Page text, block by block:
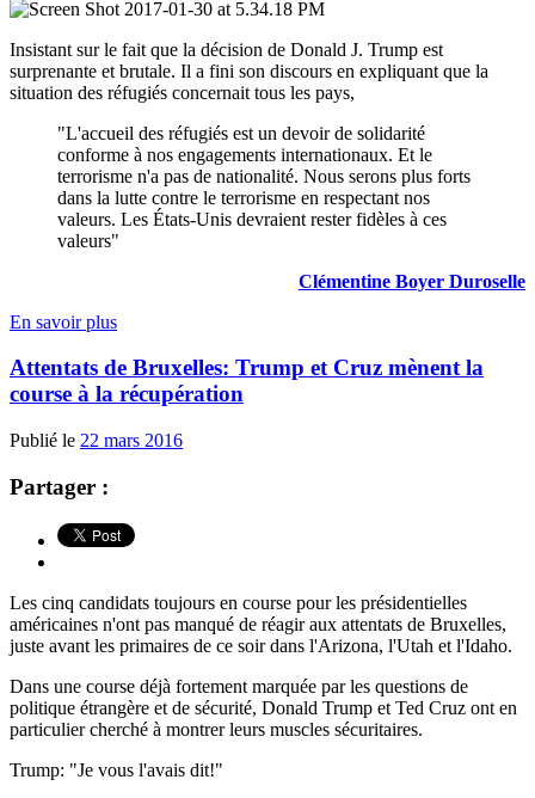
Insistant sur le fait que la décision de Donald J. Trump est
surprenante et brutale. Il a fini son discours en expliquant que la
situation des réfugiés concernait tous les pays,
"L'accueil des réfugiés est un devoir de solidarité
conforme à nos engagements internationaux. Et le
terrorisme n'a pas de nationalité. Nous serons plus forts
dans la lutte contre le terrorisme en respectant nos
valeurs. Les États-Unis devraient rester fidèles à ces
valeurs"
Clémentine Boyer Duroselle
En savoir plus
Attentats de Bruxelles: Trump et Cruz mènent la
course à la récupération
Publié le 22 mars 2016
Partager :
Les cinq candidats toujours en course pour les présidentielles
américaines n'ont pas manqué de réagir aux attentats de Bruxelles,
juste avant les primaires de ce soir dans l'Arizona, l'Utah et l'Idaho.
Dans une course déjà fortement marquée par les questions de
politique étrangère et de sécurité, Donald Trump et Ted Cruz ont en
particulier cherché à montrer leurs muscles sécuritaires.
Trump: "Je vous l'avais dit!"